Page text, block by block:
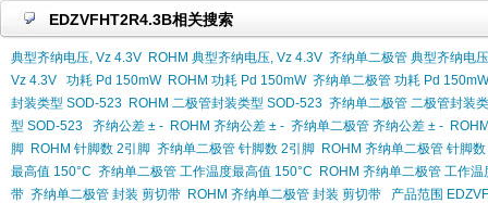
EDZVFHT2R4.3B相关搜索
典型齐纳电压, Vz 4.3V ROHM 典型齐纳电压, Vz 4.3V 齐纳单二极管 典型齐纳电
Vz 4.3V
功耗 Pd 150mW ROHM 功耗 Pd 150mW 齐纳单二极管 功耗 Pd 150mW
封装类型 SOD-523 ROHM 二极管封装类型 SOD-523 齐纳单二极管 二极管封装
型 SOD-523
齐纳公差 ± - ROHM 齐纳公差 ± - 齐纳单二极管 齐纳公差 ± -
脚 ROHM 针脚数 2引脚 齐纳单二极管 针脚数 2引脚 ROHM 齐纳单二极管 针脚
最高值 150°C 齐纳单二极管 工作温度最高值 150°C
ROHM 齐纳单二极管 工作
带 齐纳单二极管 封装 剪切带 ROHM 齐纳单二极管 封装 剪切带
产品范围